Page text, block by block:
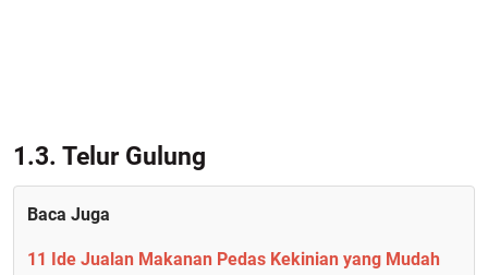
1.3. Telur Gulung
Baca Juga
11 Ide Jualan Makanan Pedas Kekinian yang Mudah